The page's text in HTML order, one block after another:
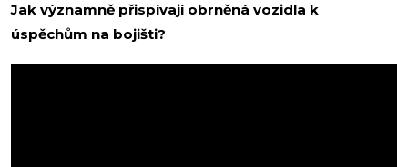
Jak významně přispívají obrněná vozidla k
úspěchům na bojišti?